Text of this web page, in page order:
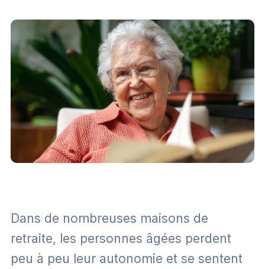
Dans de nombreuses maisons de
retraite, les personnes âgées perdent
peu à peu leur autonomie et se sentent